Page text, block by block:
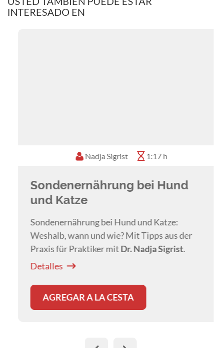
INTERESADO EN
Nadja Sigrist 1:17 h
Sondenernährung bei Hund
und Katze
Sondenernährung bei Hund und Katze:
Weshalb, wann und wie? Mit Tipps aus der
Praxis für Praktiker mitDr. Nadja Sigrist.
Detalles
AGREGAR A LA CESTA